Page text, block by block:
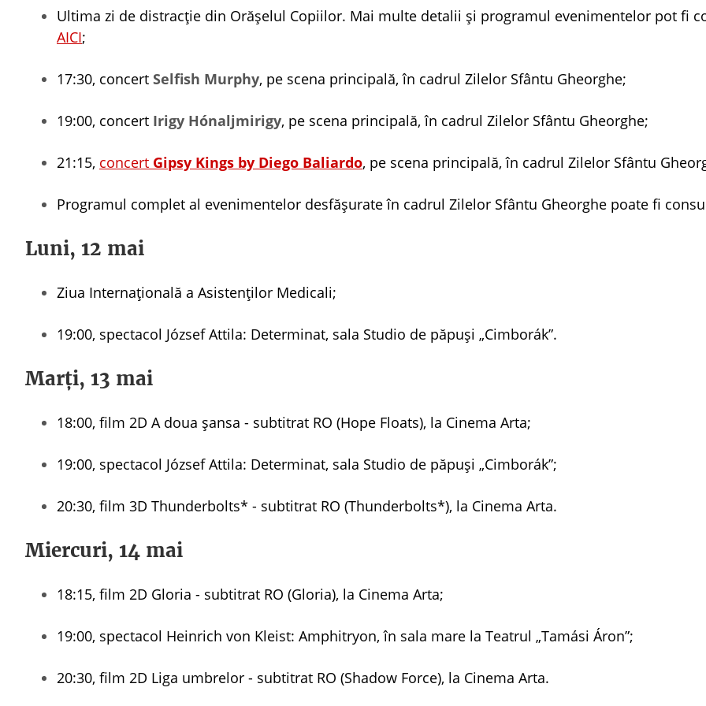
Ultima zi de distracție din Orășelul Copiilor. Mai multe detalii și programul evenimentelor pot fi
AICI;
17:30, concert Selfish Murphy, pe scena principală, în cadrul Zilelor Sfântu Gheorghe;
19:00, concert Irigy Hónaljmirigy, pe scena principală, în cadrul Zilelor Sfântu Gheorghe;
21:15, concert Gipsy Kings by Diego Baliardo, pe scena principală, în cadrul Zilelor Sfântu
Programul complet al evenimentelor desfășurate în cadrul Zilelor Sfântu Gheorghe poate fi
Luni, 12 mai
Ziua Internațională a Asistenților Medicali;
19:00, spectacol József Attila: Determinat, sala Studio de păpuşi „Cimborák”.
Marți, 13 mai
18:00, film 2D A doua șansa - subtitrat RO (Hope Floats), la Cinema Arta;
19:00, spectacol József Attila: Determinat, sala Studio de păpuşi „Cimborák”;
20:30, film 3D Thunderbolts* - subtitrat RO (Thunderbolts*), la Cinema Arta.
Miercuri, 14 mai
18:15, film 2D Gloria - subtitrat RO (Gloria), la Cinema Arta;
19:00, spectacol Heinrich von Kleist: Amphitryon, în sala mare la Teatrul „Tamási Áron”;
20:30, film 2D Liga umbrelor - subtitrat RO (Shadow Force), la Cinema Arta.